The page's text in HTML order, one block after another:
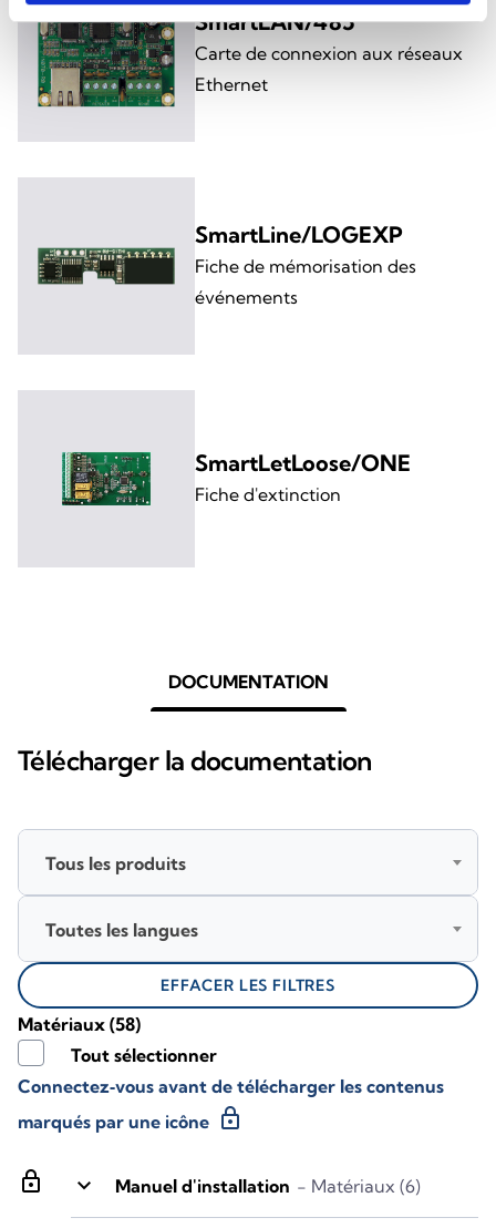
SmartLAN/485
Carte de connexion aux réseaux
Ethernet
SmartLine/LOGEXP
Fiche de mémorisation des
événements
SmartLetLoose/ONE
Fiche d'extinction
DOCUMENTATION
Télécharger la documentation
lock keyboard_arrow_down Manuel d'installation - Matériaux (6)
Matériaux (58)
Tout sélectionner
Connectez‑vous avant de télécharger les contenus
marqués par une icône lock
Tous les produits
Toutes les langues
EFFACER LES FILTRES